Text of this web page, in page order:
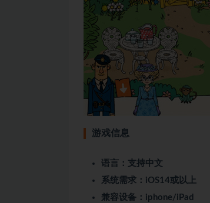
游戏信息
语言：支持中文
系统需求：iOS14或以上
兼容设备：iphone/iPad